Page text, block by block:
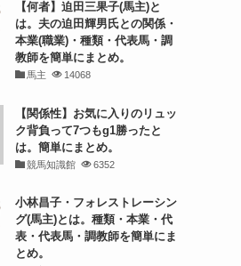
【何者】迫田三果子(馬主)と
は。夫の迫田輝男氏との関係・
本業(職業)・種類・代表馬・調
教師を簡単にまとめ。
馬主 14068
【関係性】お気に入りのリュッ
ク背負って7つもg1勝ったと
は。簡単にまとめ。
競馬知識館 6352
小林昌子・フォレストレーシン
グ(馬主)とは。種類・本業・代
表・代表馬・調教師を簡単にま
とめ。